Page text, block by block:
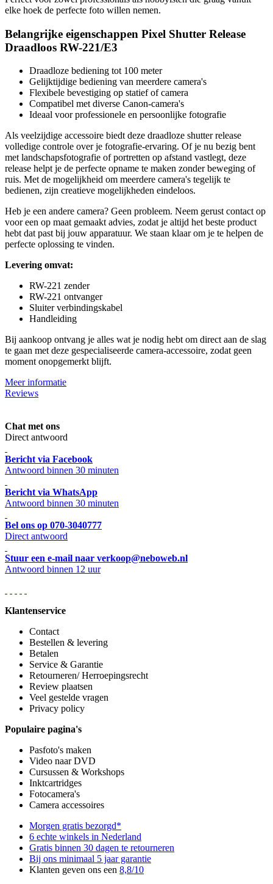
elke hoek de perfecte foto willen nemen.
Belangrijke eigenschappen Pixel Shutter Release
Draadloos RW-221/E3
Draadloze bediening tot 100 meter
Gelijktijdige bediening van meerdere camera's
Flexibele bevestiging op statief of camera
Compatibel met diverse Canon-camera's
Ideaal voor professionele en persoonlijke fotografie
Als veelzijdige accessoire biedt deze draadloze shutter release
volledige controle over je fotografie-ervaring. Of je nu bezig bent
met landschapsfotografie of portretten op afstand vastlegt, deze
release helpt je de perfecte opname te maken zonder beweging of
ruis. Met de mogelijkheid om meerdere camera's tegelijk te
bedienen, zijn creatieve mogelijkheden eindeloos.
Heb je een andere camera? Geen probleem. Neem gerust contact op
voor een op maat gemaakt advies, zodat je altijd het beste product
hebt dat past bij jouw apparatuur. We staan klaar om je te helpen de
perfecte oplossing te vinden.
Levering omvat:
RW-221 zender
RW-221 ontvanger
Sluiter verbindingskabel
Handleiding
Bij aankoop ontvang je alles wat je nodig hebt om direct aan de slag
te gaan met deze gespecialiseerde camera-accessoire, zodat geen
moment onopgemerkt blijft.
Meer informatie
Reviews
Chat met ons
Direct antwoord
Bericht via Facebook
Antwoord binnen 30 minuten
Bericht via WhatsApp
Antwoord binnen 30 minuten
Bel ons op 070-3040777
Direct antwoord
Stuur een e-mail naar verkoop@neboweb.nl
Antwoord binnen 12 uur
Klantenservice
Contact
Bestellen & levering
Betalen
Service & Garantie
Retourneren/ Herroepingsrecht
Review plaatsen
Veel gestelde vragen
Privacy policy
Populaire pagina's
Pasfoto's maken
Video naar DVD
Cursussen & Workshops
Inktcartridges
Fotocamera's
Camera accessoires
Morgen gratis bezorgd*
6 echte winkels in Nederland
Gratis binnen 30 dagen te retourneren
Bij ons minimaal 5 jaar garantie
Klanten geven ons een 8,8/10